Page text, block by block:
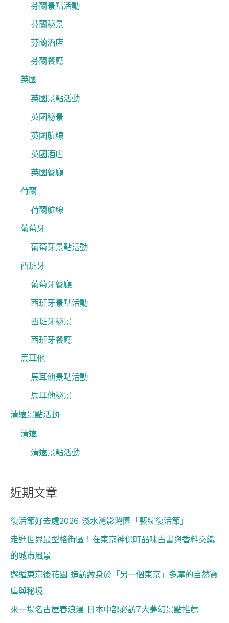
芬蘭景點活動
芬蘭秘景
芬蘭酒店
芬蘭餐廳
英國
英國景點活動
英國秘景
英國航線
英國酒店
英國餐廳
荷蘭
荷蘭航線
葡萄牙
葡萄牙景點活動
西班牙
葡萄牙餐廳
西班牙景點活動
西班牙秘景
西班牙餐廳
馬耳他
馬耳他景點活動
馬耳他秘景
清遠景點活動
清遠
清遠景點活動
近期文章
復活節好去處2026 淺水灣影灣園「藝綻復活節」
走進世界最型格街區！在東京神保町品味古書與香料交織
的城市風景
邂逅東京後花園 造訪藏身於「另一個東京」多摩的自然寶
庫與秘境
來一場名古屋春浪漫 日本中部必訪7大夢幻景點推薦